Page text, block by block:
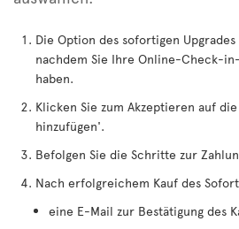
Die Option des sofortigen
nachdem Sie Ihre Online-Check-
haben.
Klicken Sie zum Akzeptieren auf
hinzufügen'.
Befolgen Sie die Schritte zur
Nach erfolgreichem Kauf des
eine E-Mail zur Bestätigung des